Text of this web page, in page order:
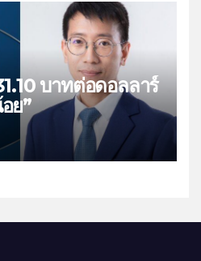
บาทต่อดอลลาร์
ย”